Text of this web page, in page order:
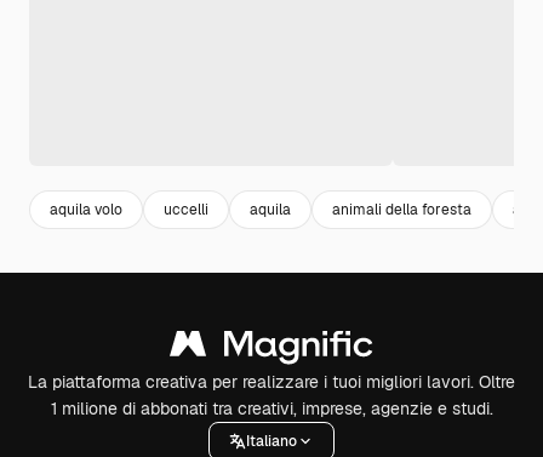
aquila volo uccelli aquila animali della foresta ali
La piattaforma creativa per realizzare i tuoi migliori lavori. Oltre
1 milione di abbonati tra creativi, imprese, agenzie e studi.
Italiano